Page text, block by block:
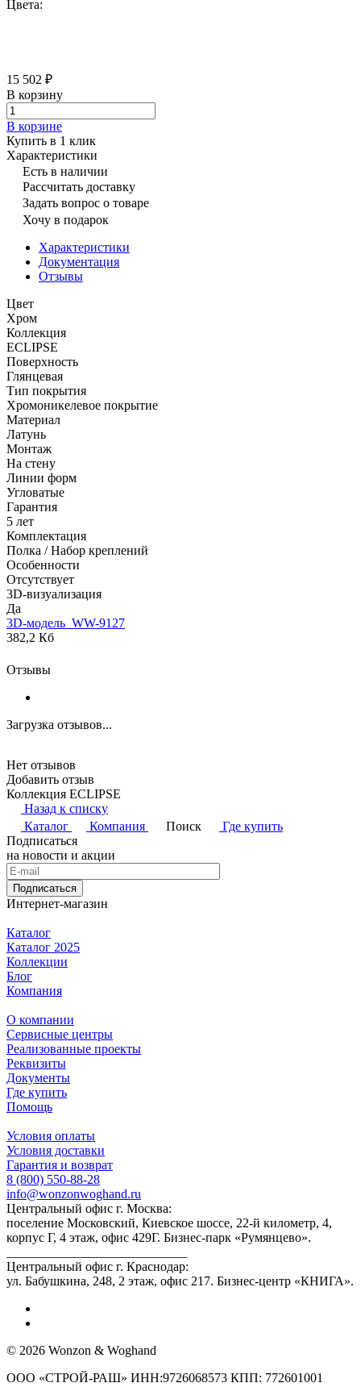
Цвета:
15 502 ₽
В корзину
В корзине
Купить в 1 клик
Характеристики
Есть в наличии
Рассчитать доставку
Задать вопрос о товаре
Хочу в подарок
Характеристики
Документация
Отзывы
Цвет
Хром
Коллекция
ECLIPSE
Поверхность
Глянцевая
Тип покрытия
Хромоникелевое покрытие
Материал
Латунь
Монтаж
На стену
Линии форм
Угловатые
Гарантия
5 лет
Комплектация
Полка / Набор креплений
Особенности
Отсутствует
3D-визуализация
Да
3D-модель_WW-9127
382,2 Кб
Отзывы
Загрузка отзывов...
Нет отзывов
Добавить отзыв
Коллекция ECLIPSE
Назад к списку
Каталог
Компания Поиск
Где купить
Подписаться
на новости и акции
Подписаться
Интернет-магазин
Каталог
Каталог 2025
Коллекции
Блог
Компания
О компании
Сервисные центры
Реализованные проекты
Реквизиты
Документы
Где купить
Помощь
Условия оплаты
Условия доставки
Гарантия и возврат
8 (800) 550-88-28
info@wonzonwoghand.ru
Центральный офис г. Москва:
поселение Московский, Киевское шоссе, 22-й километр, 4,
корпус Г, 4 этаж, офис 429Г. Бизнес-парк «Румянцево».
Центральный офис г. Краснодар:
ул. Бабушкина, 248, 2 этаж, офис 217. Бизнес-центр «КНИГА».
© 2026 Wonzon & Woghand
ООО «СТРОЙ-РАШ» ИНН:9726068573 КПП: 772601001